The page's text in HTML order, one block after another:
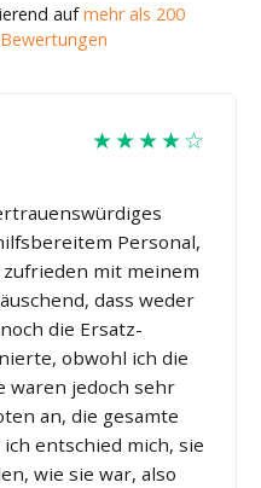
aufmehr als 200
Bewertungen
★★★★☆
Personal,
mit meinem
dass weder
die Ersatz-
obwohl ich die
waren jedoch sehr
an, die gesamte
entschied mich, sie
wie sie war, also